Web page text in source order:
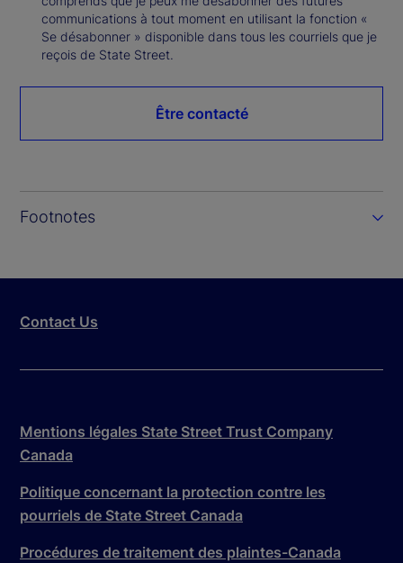
communications à tout moment en utilisant la fonction «
Se désabonner » disponible dans tous les courriels que je
reçois de State Street.
Être contacté
Footnotes
Contact Us
Mentions légales State Street Trust Company
Canada
Politique concernant la protection contre les
pourriels de State Street Canada
Procédures de traitement des plaintes-Canada